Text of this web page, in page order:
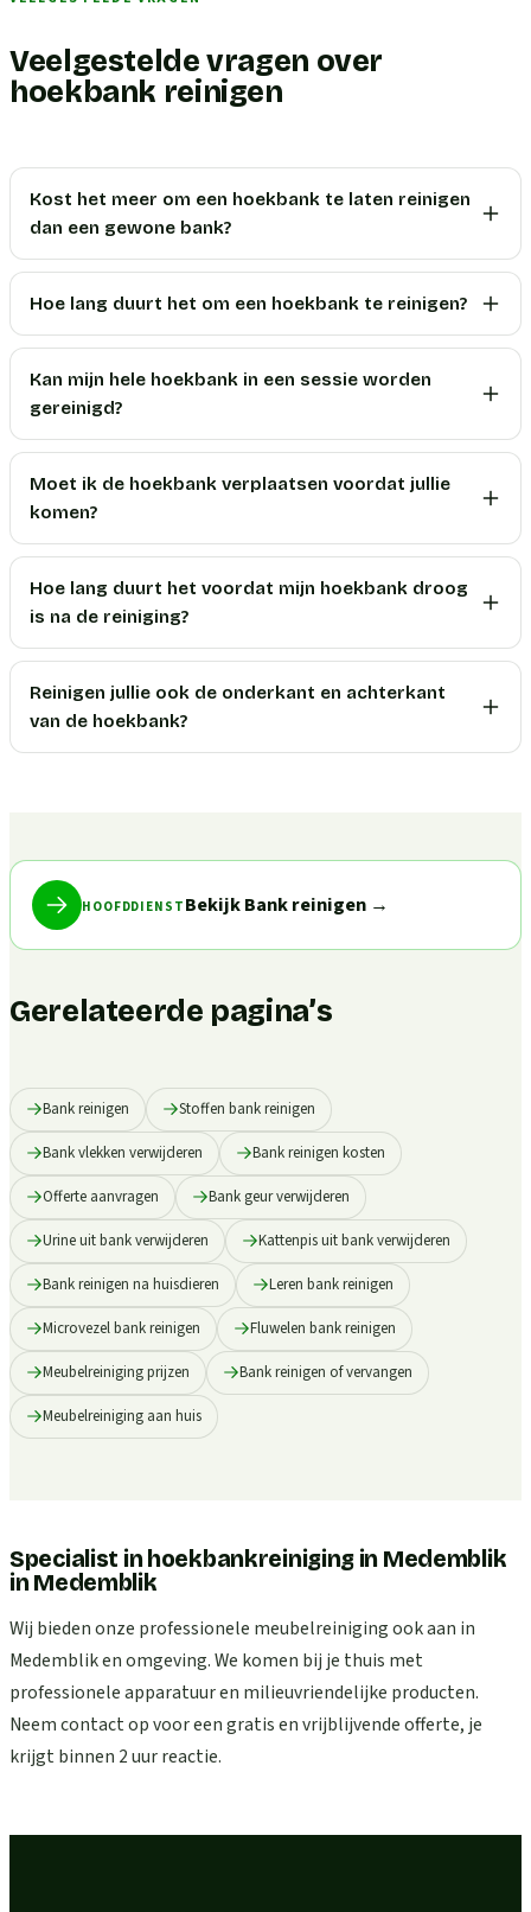
Veelgestelde vragen over
hoekbank reinigen
Kost het meer om een hoekbank te laten reinigen
dan een gewone bank?
Hoe lang duurt het om een hoekbank te reinigen?
Kan mijn hele hoekbank in een sessie worden
gereinigd?
Moet ik de hoekbank verplaatsen voordat jullie
komen?
Hoe lang duurt het voordat mijn hoekbank droog
is na de reiniging?
Reinigen jullie ook de onderkant en achterkant
van de hoekbank?
HOOFDDIENST Bekijk Bank reinigen→
Gerelateerde pagina’s
Bank reinigen Stoffen bank reinigen
Bank vlekken verwijderen Bank reinigen kosten
Offerte aanvragen Bank geur verwijderen
Urine uit bank verwijderen Kattenpis uit bank verwijderen
Bank reinigen na huisdieren Leren bank reinigen
Microvezel bank reinigen Fluwelen bank reinigen
Meubelreiniging prijzen Bank reinigen of vervangen
Meubelreiniging aan huis
Specialist in hoekbankreiniging in Medemblik
inMedemblik
Wij bieden onze professionele meubelreiniging ook aan in
Medemblik en omgeving. We komen bij je thuis met
professionele apparatuur en milieuvriendelijke producten.
Neem contact op voor een gratis en vrijblijvende offerte, je
krijgt binnen 2 uur reactie.